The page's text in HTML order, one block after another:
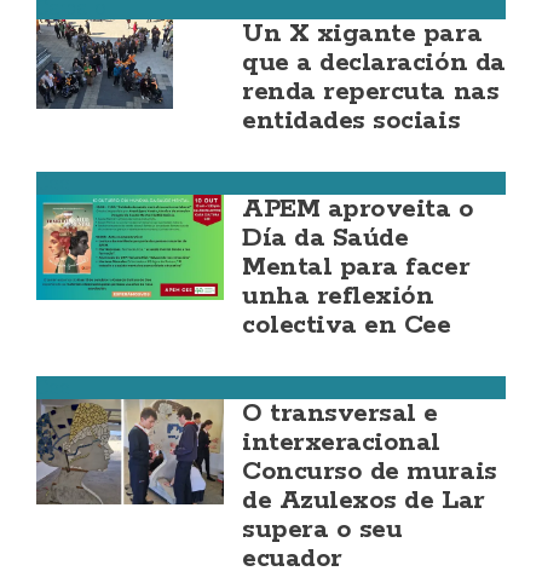
Un X xigante para
que a declaración da
renda repercuta nas
entidades sociais
APEM aproveita o
Día da Saúde
Mental para facer
unha reflexión
colectiva en Cee
O transversal e
interxeracional
Concurso de murais
de Azulexos de Lar
supera o seu
ecuador